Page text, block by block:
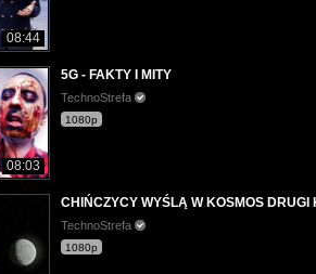
08:44
08:03
5G - FAKTY I MITY
TechnoStrefa
1080p
CHIŃCZYCY WYŚLĄ W KOSMOS DRUGI
TechnoStrefa
1080p